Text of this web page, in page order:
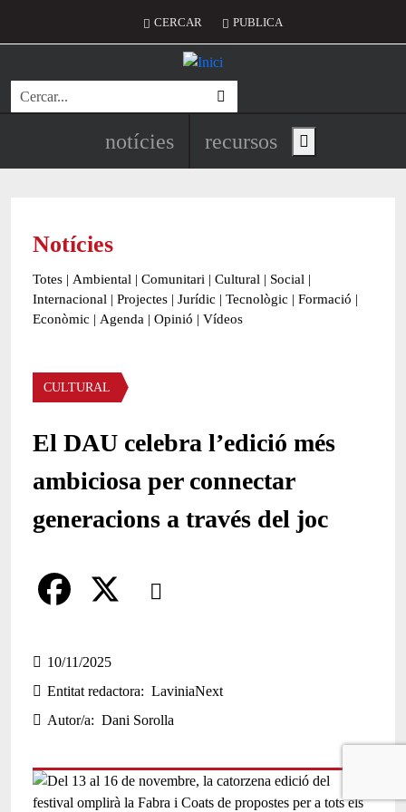
Menú del compte d'usuari
CERCAR PUBLICA
Cerca
Navegació principal de
notícies recursos Show main menu
Notícies
Totes | Ambiental | Comunitari | Cultural | Social |
Internacional | Projectes | Jurídic | Tecnològic | Formació |
Econòmic | Agenda | Opinió | Vídeos
Àmbit de la notícia
CULTURAL
El DAU celebra l’edició més
ambiciosa per connectar
generacions a través del joc
Comparteix
a
c
e
o
10/11/2025
Entitat redactora
LaviniaNext
Autor/a
Dani Sorolla